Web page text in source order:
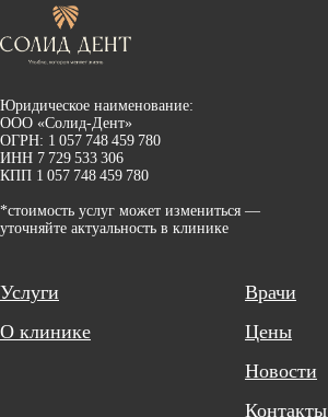
Юридическое наименование:
ООО «Солид-Дент»
ОГРН: 1 057 748 459 780
ИНН 7 729 533 306
КПП 1 057 748 459 780
*стоимость услуг может измениться —
уточняйте актуальность в клинике
Услуги
О клинике
Врачи
Цены
Новости
Контакты